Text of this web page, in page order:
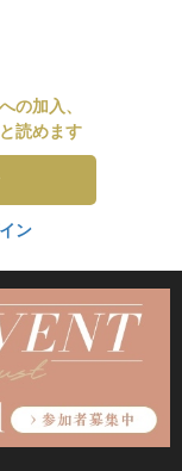
の加入、
読めます
ン